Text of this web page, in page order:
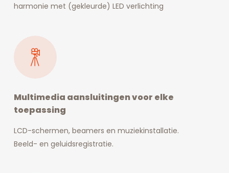
harmonie met (gekleurde) LED verlichting
Multimedia aansluitingen voor elke
toepassing
LCD-schermen, beamers en muziekinstallatie.
Beeld- en geluidsregistratie.